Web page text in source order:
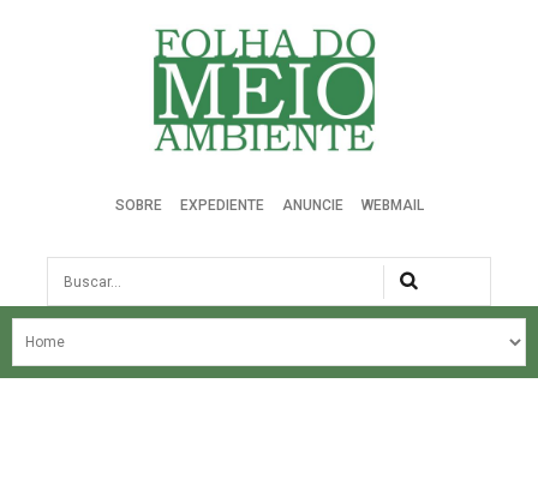
Folha do Meio Ambiente
SOBRE EXPEDIENTE ANUNCIE WEBMAIL
Busca
NOSSA HISTÓRIA